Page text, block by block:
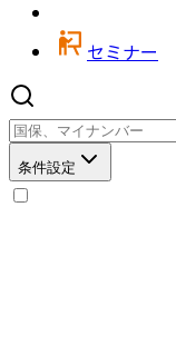
セミナー
条件設定